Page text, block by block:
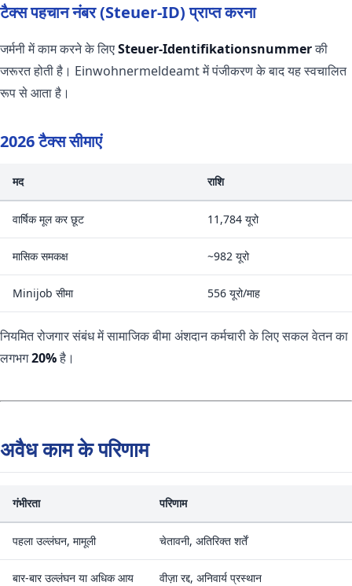
टैक्स पहचान नंबर (Steuer-ID) प्राप्त करना
जर्मनी में काम करने के लिएSteuer-Identifikationsnummerकी
जरूरत होती है। Einwohnermeldeamt में पंजीकरण के बाद यह स्वचालित
रूप से आता है।
2026 टैक्स सीमाएं
मद राशि
वार्षिक मूल कर छूट 11,784 यूरो
मासिक समकक्ष ~982 यूरो
Minijob सीमा 556 यूरो/माह
नियमित रोजगार संबंध में सामाजिक बीमा अंशदान कर्मचारी के लिए सकल वेतन का
लगभग20%है।
अवैध काम के परिणाम
गंभीरता परिणाम
पहला उल्लंघन, मामूली चेतावनी, अतिरिक्त शर्तें
बार-बार उल्लंघन या अधिक आय वीज़ा रद्द, अनिवार्य प्रस्थान